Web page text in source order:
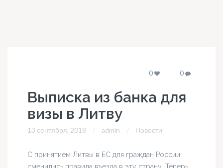
0 0
Выписка из банка для
визы в Литву
13 сентября, 2018 admin Новости
С принятием Литвы в ЕС для граждан России